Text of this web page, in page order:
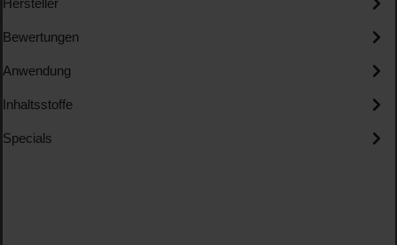
Hersteller
Bewertungen
Anwendung
Inhaltsstoffe
Specials